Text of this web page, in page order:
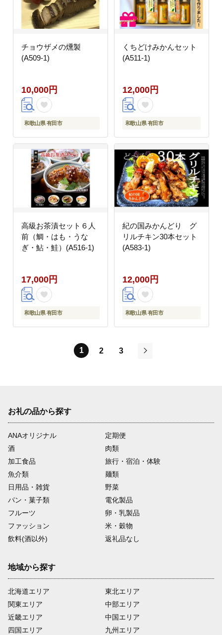
チョウザメの燻製
(A509-1)
10,000円
和歌山県 有田市
くちどけみかんセット
(A511-1)
12,000円
和歌山県 有田市
高級お茶漬セット６人
前（鯛・はも・うな
ぎ・鮎・鮭）(A516-1)
17,000円
和歌山県 有田市
紀の国みかんどり グ
リルチキン30本セット
(A583-1)
12,000円
和歌山県 有田市
1 2
3
お礼の品から探す
ANAオリジナル
定期便
酒
肉類
加工食品
旅行・宿泊・体験
魚介類
麺類
日用品・雑貨
野菜
パン・菓子類
電化製品
フルーツ
卵・乳製品
ファッション
米・穀物
飲料(酒以外)
返礼品なし
地域から探す
北海道エリア
関東エリア
近畿エリア
四国エリア
東北エリア
中部エリア
中国エリア
九州エリア